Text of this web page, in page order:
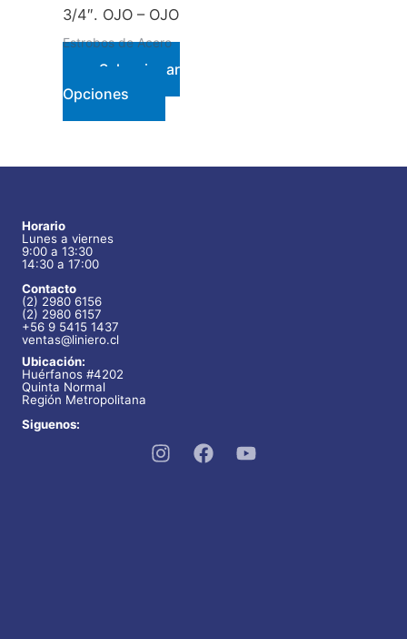
3/4″. OJO – OJO
Estrobos de Acero
Seleccionar
Opciones
Este
producto
múltiples
Horario
Lunes a viernes
9:00 a 13:30
14:30 a 17:00
Contacto
(2) 2980 6156
(2) 2980 6157
+56 9 5415 1437
ventas@liniero.cl
Ubicación:
Huérfanos #4202
Quinta Normal
Región Metropolitana
Siguenos: